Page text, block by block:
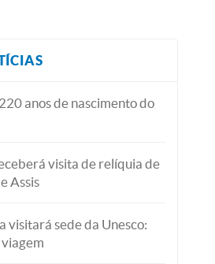
anos de nascimento do
visita de relíquia de
Assis
visitará sede da Unesco: